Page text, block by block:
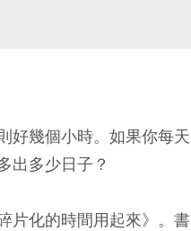
好幾個小時。如果你每天
出多少日子？
片化的時間用起來》。書